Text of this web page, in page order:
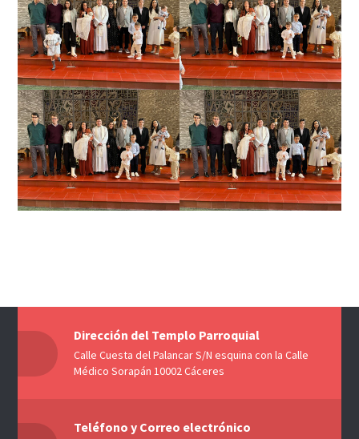
Dirección del Templo Parroquial
Calle Cuesta del Palancar S/N esquina con la Calle
Médico Sorapán 10002 Cáceres
Teléfono y Correo electrónico